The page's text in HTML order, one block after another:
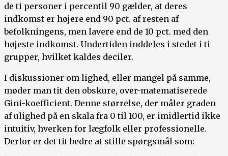
de ti personer i percentil 90 gælder, at deres
indkomst er højere end 90 pct. af resten af
befolkningens, men lavere end de 10 pct. med den
højeste indkomst. Undertiden inddeles i stedet i ti
grupper, hvilket kaldes deciler.
I diskussioner om lighed, eller mangel på samme,
møder man tit den obskure, over-matematiserede
Gini-koefficient. Denne størrelse, der måler graden
af ulighed på en skala fra 0 til 100, er imidlertid ikke
intuitiv, hverken for lægfolk eller professionelle.
Derfor er det tit bedre at stille spørgsmål som: